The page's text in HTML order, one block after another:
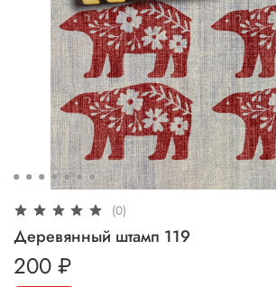
(0)
Деревянный штамп 119
200 ₽